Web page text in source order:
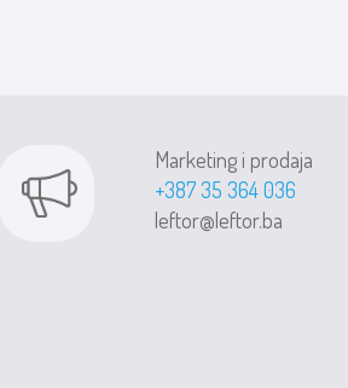
Marketing i prodaja
+387 35 364 036
leftor@leftor.ba